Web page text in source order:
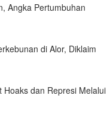
Angka Pertumbuhan
di Alor, Diklaim
Hoaks dan Represi Melalui